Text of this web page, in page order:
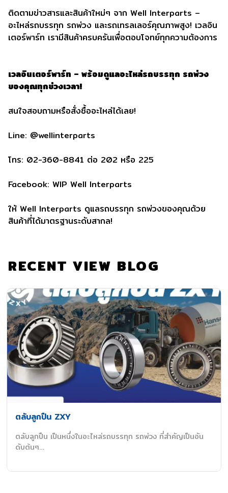
ติดตามข่าวสารและสินค้าใหม่ๆ จาก Well Interparts –
อะไหล่รถบรรทุก รถพ่วง และรถเทรลเลอร์คุณภาพสูง! เวลอิน
เตอร์พาร์ท เรามีสินค้าครบครันเพื่อตอบโจทย์ทุกความต้องการ
เวลอินเตอร์พาร์ท – พร้อมดูแลอะไหล่รถบรรทุก รถพ่วง
ของคุณทุกช่วงเวลา!
สนใจสอบถามหรือสั่งซื้ออะไหล่ได้เลย!
Line: @wellinterparts
โทร: 02-360-8841 ต่อ 202 หรือ 225
Facebook: WIP Well Interparts
ให้ Well Interparts ดูแลรถบรรทุก รถพ่วงของคุณด้วย
สินค้าที่ได้มาตรฐานระดับสากล!
RECENT VIEW BLOG
ตลับลูกปืน ZXY
ตลับลูกปืน เป็นหนึ่งในอะไหล่รถบรรทุก รถพ่วง ที่สำคัญเป็นอัน
ดับต้นๆ…